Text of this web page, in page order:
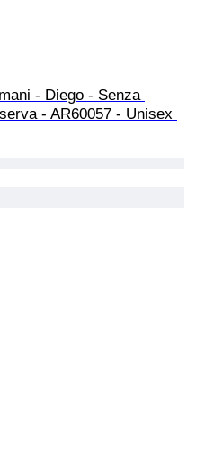
- Diego - Senza
- AR60057 - Unisex